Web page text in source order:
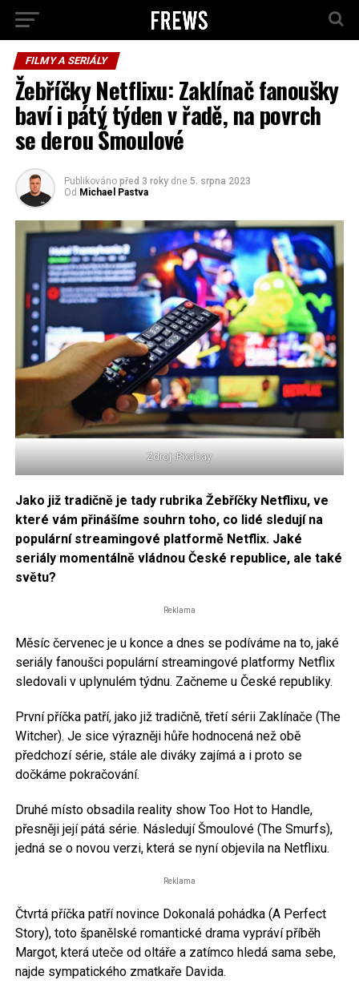
FILMY A SERIÁLY
Žebříčky Netflixu: Zaklínač fanoušky
baví i pátý týden v řadě, na povrch
se derou Šmoulové
Publikováno před 3 roky dne 5. srpna 2023
Od Michael Pastva
Zdroj: Pixabay
Jako již tradičně je tady rubrika Žebříčky Netflixu, ve
které vám přinášíme souhrn toho, co lidé sledují na
populární streamingové platformě Netflix. Jaké
seriály momentálně vládnou České republice, ale také
světu?
Reklama
Měsíc červenec je u konce a dnes se podíváme na to, jaké
seriály fanoušci populární streamingové platformy Netflix
sledovali v uplynulém týdnu. Začneme u České republiky.
První příčka patří, jako již tradičně, třetí sérii Zaklínače (The
Witcher). Je sice výrazněji hůře hodnocená než obě
předchozí série, stále ale diváky zajímá a i proto se
dočkáme pokračování.
Druhé místo obsadila reality show Too Hot to Handle,
přesněji její pátá série. Následují Šmoulové (The Smurfs),
jedná se o novou verzi, která se nyní objevila na Netflixu.
Reklama
Čtvrtá příčka patří novince Dokonalá pohádka (A Perfect
Story), toto španělské romantické drama vypráví příběh
Margot, která uteče od oltáře a zatímco hledá sama sebe,
najde sympatického zmatkaře Davida.